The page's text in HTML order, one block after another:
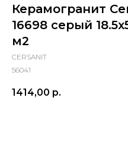
Керамогранит
16698 серый
м2
CERSANIT
56041
1414,00 р.